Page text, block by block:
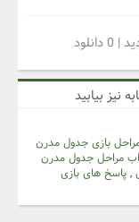
نیز بیابید
بازی جدول مدرن
مراحل جدول مدرن
, پاسخ های بازی